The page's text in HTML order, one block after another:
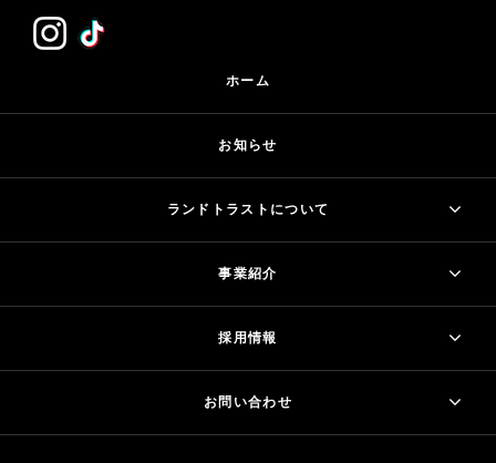
ホーム
お知らせ
ランドトラストについて
事業紹介
採用情報
お問い合わせ